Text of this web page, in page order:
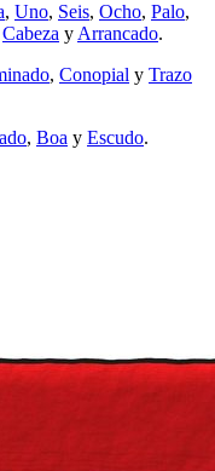
, Uno, Seis, Ocho, Palo,
Cabeza y Arrancado.
, Conopial y Trazo
, Boa y Escudo.